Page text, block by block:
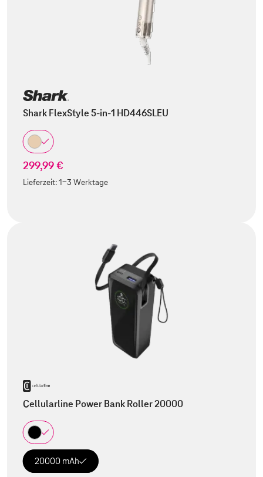
Shark FlexStyle 5-in-1 HD446SLEU
299,99 €
Lieferzeit:1-3 Werktage
Cellularline Power Bank Roller 20000
20000 mAh